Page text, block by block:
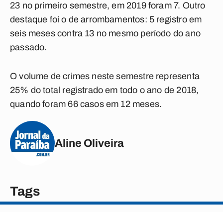
23 no primeiro semestre, em 2019 foram 7. Outro
destaque foi o de arrombamentos: 5 registro em
seis meses contra 13 no mesmo período do ano
passado.
O volume de crimes neste semestre representa
25% do total registrado em todo o ano de 2018,
quando foram 66 casos em 12 meses.
Aline Oliveira
Tags